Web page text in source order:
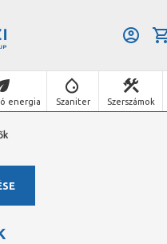
energia Szaniter Szerszámok